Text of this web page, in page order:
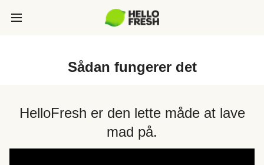
Sådan fungerer det
HelloFresh er den lette måde at lave
mad på.